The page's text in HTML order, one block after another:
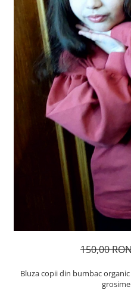
Lenjerie intima
150,00
Bluza copii din bumbac